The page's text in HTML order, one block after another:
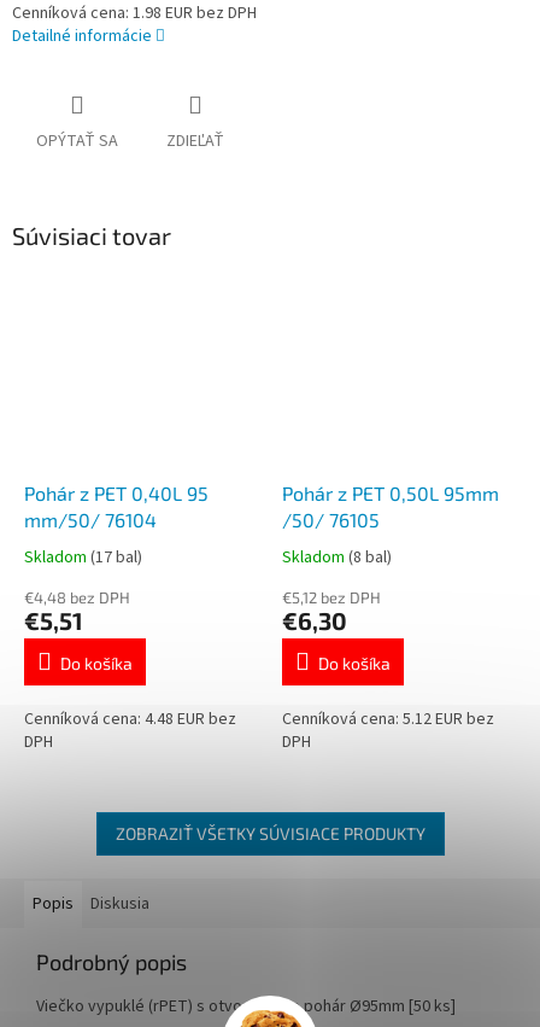
Cenníková cena: 1.98 EUR bez DPH
Detailné informácie
OPÝTAŤ SA ZDIEĽAŤ
Súvisiaci tovar
Pohár z PET 0,40L 95
mm/50/ 76104
Skladom (17 bal)
€4,48 bez DPH
€5,51
Do košíka
Cenníková cena: 4.48 EUR bez
DPH
Pohár z PET 0,50L 95mm
/50/ 76105
Skladom (8 bal)
€5,12 bez DPH
€6,30
Do košíka
Cenníková cena: 5.12 EUR bez
DPH
ZOBRAZIŤ VŠETKY SÚVISIACE PRODUKTY
Popis Diskusia
Podrobný popis
Viečko vypuklé (rPET) s otvorom pre pohár Ø95mm [50 ks]